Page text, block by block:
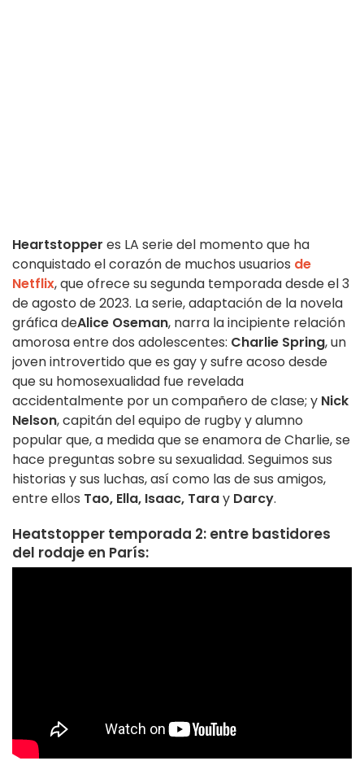
Heartstopper es LA serie del momento que ha
conquistado el corazón de muchos usuarios de
Netflix, que ofrece su segunda temporada desde el 3
de agosto de 2023. La serie, adaptación de la novela
gráfica deAlice Oseman, narra la incipiente relación
amorosa entre dos adolescentes: Charlie Spring, un
joven introvertido que es gay y sufre acoso desde
que su homosexualidad fue revelada
accidentalmente por un compañero de clase; y Nick
Nelson, capitán del equipo de rugby y alumno
popular que, a medida que se enamora de Charlie, se
hace preguntas sobre su sexualidad. Seguimos sus
historias y sus luchas, así como las de sus amigos,
entre ellos Tao, Ella, Isaac, Taray Darcy.
Heatstopper temporada 2: entre bastidores
del rodaje en París: